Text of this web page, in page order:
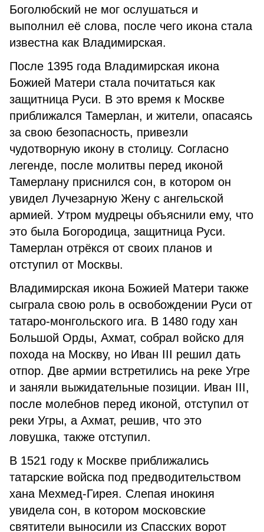
Боголюбский не мог ослушаться и
выполнил её слова, после чего икона стала
известна как Владимирская.
После 1395 года Владимирская икона
Божией Матери стала почитаться как
защитница Руси. В это время к Москве
приближался Тамерлан, и жители, опасаясь
за свою безопасность, привезли
чудотворную икону в столицу. Согласно
легенде, после молитвы перед иконой
Тамерлану приснился сон, в котором он
увидел Лучезарную Жену с ангельской
армией. Утром мудрецы объяснили ему, что
это была Богородица, защитница Руси.
Тамерлан отрёкся от своих планов и
отступил от Москвы.
Владимирская икона Божией Матери также
сыграла свою роль в освобождении Руси от
татаро-монгольского ига. В 1480 году хан
Большой Орды, Ахмат, собрал войско для
похода на Москву, но Иван III решил дать
отпор. Две армии встретились на реке Угре
и заняли выжидательные позиции. Иван III,
после молебнов перед иконой, отступил от
реки Угры, а Ахмат, решив, что это
ловушка, также отступил.
В 1521 году к Москве приближались
татарские войска под предводительством
хана Мехмед-Гирея. Слепая инокиня
увидела сон, в котором московские
святители выносили из Спасских ворот